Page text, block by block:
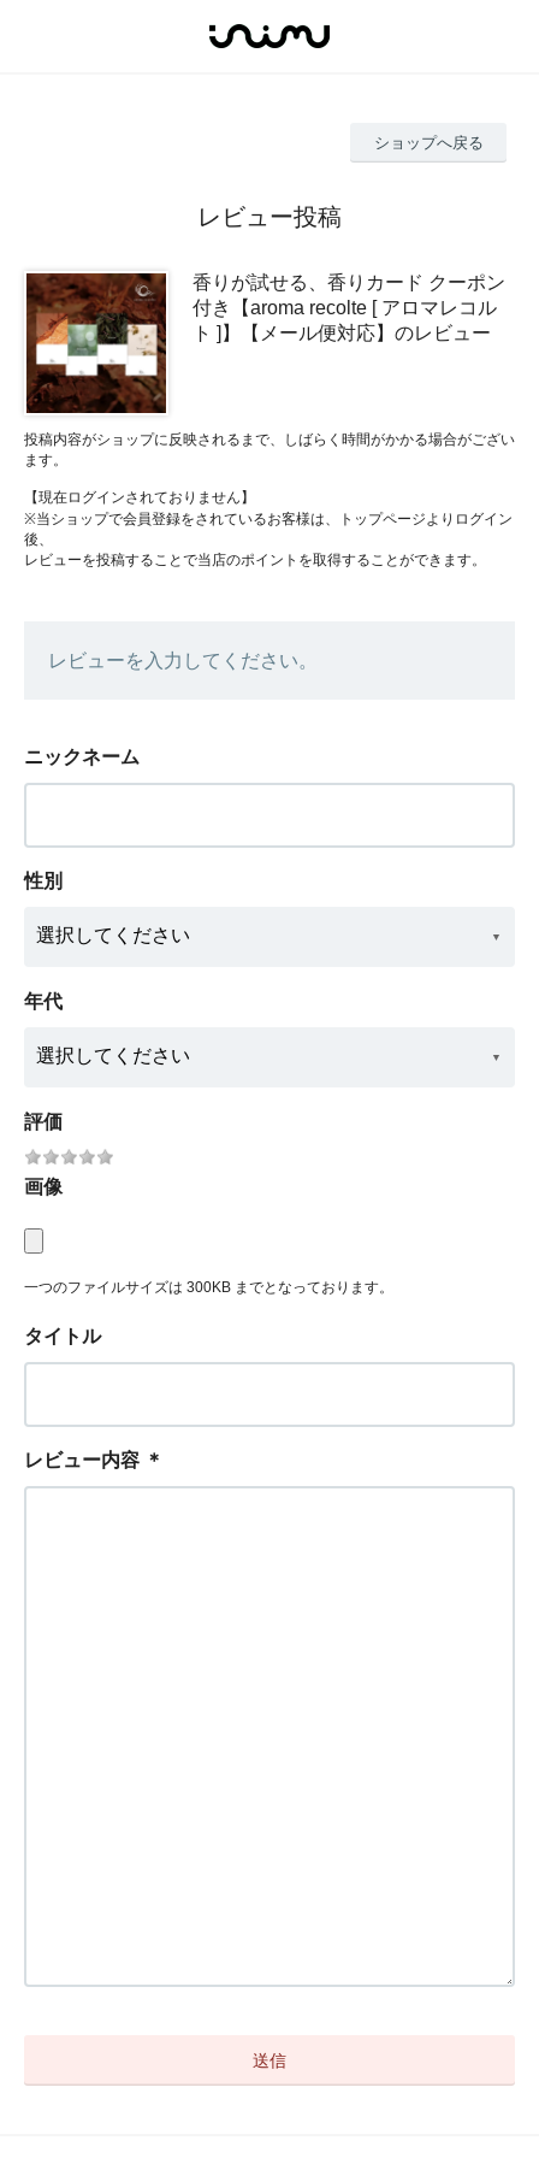
ショップへ戻る
レビュー投稿
香りが試せる、香りカード クーポン
付き【aroma recolte [ アロマレコル
ト ]】【メール便対応】のレビュー
投稿内容がショップに反映されるまで、しばらく時間がかかる場合がござい
ます。
【現在ログインされておりません】
※当ショップで会員登録をされているお客様は、トップページよりログイン
後、
レビューを投稿することで当店のポイントを取得することができます。
レビューを入力してください。
ニックネーム
性別
年代
評価
画像
一つのファイルサイズは 300KB までとなっております。
タイトル
レビュー内容 ＊